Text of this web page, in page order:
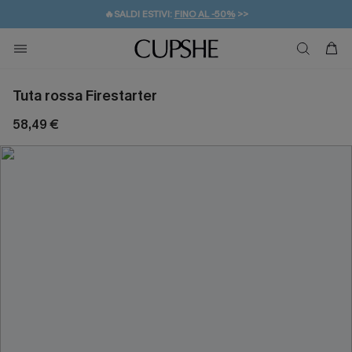
🔥SALDI ESTIVI: FINO AL -50%>>
🚚SPEDIZIONE GRATUITA DA 49€
💌REGALO PER I NUOVI: 20% DI SCONTO*
Tuta rossa Firestarter
58,49 €